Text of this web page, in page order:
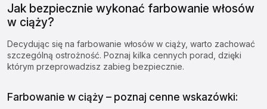
Jak bezpiecznie wykonać farbowanie włosów
w ciąży?
Decydując się na farbowanie włosów w ciąży, warto zachować
szczególną ostrożność. Poznaj kilka cennych porad, dzięki
którym przeprowadzisz zabieg bezpiecznie.
Farbowanie w ciąży – poznaj cenne wskazówki: